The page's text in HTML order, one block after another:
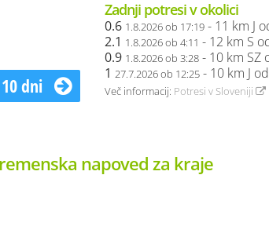
dni
Zadnji potresi v okolici
0.6 1.8.2026 ob 17:19 - 11 km J
2.1 1.8.2026 ob 4:11 - 12 km S
0.9 1.8.2026 ob 3:28 - 10 km SZ
1 27.7.2026 ob 12:25 - 10 km J
Več informacij: Potresi v Sloveniji
napoved za kraje